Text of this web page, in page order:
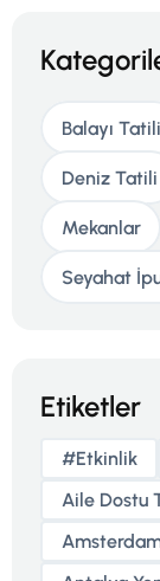
Balayı Tatili
Deniz Tatili
Mekanlar
Seyahat
Etiketler
#etkinlik
Aile Dostu